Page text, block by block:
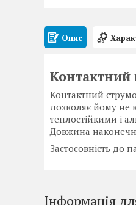
Опис
Контактний
Контактний
дозволяє йому не
теплостійкими і
Довжина
Застосовність до
Інформація